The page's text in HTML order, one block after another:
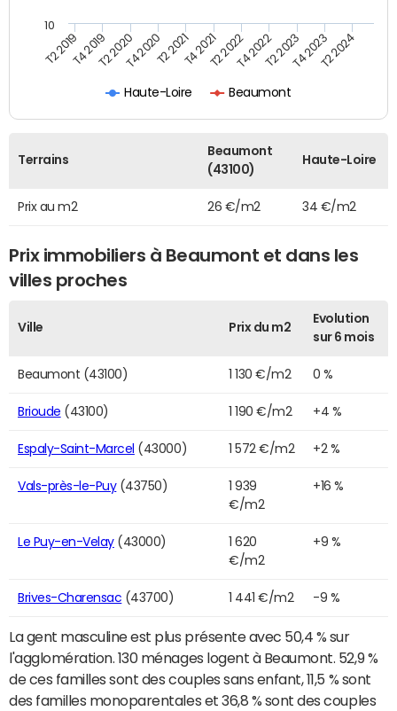
Haute-Loire Beaumont
T2 2019T4 2019T2 2020T4 2020T2 2021T4 2021T2 2022T4 2022T2 2023T4 2023T2 2024
10
Terrains
Beaumont
(43100)
Haute-Loire
Prix au m2 26 €/m2 34 €/m2
Prix immobiliers à Beaumont et dans les
villes proches
Ville Prix du m2
Evolution
sur 6 mois
Beaumont (43100) 1 130 €/m2 0 %
Brioude (43100) 1 190 €/m2 +4 %
Espaly-Saint-Marcel (43000) 1 572 €/m2 +2 %
Vals-près-le-Puy(43750)
1 939
€/m2
+16 %
Le Puy-en-Velay(43000)
1 620
€/m2
+9 %
Brives-Charensac (43700) 1 441 €/m2 -9 %
La gent masculine est plus présente avec 50,4 % sur
l'agglomération. 130 ménages logent à Beaumont. 52,9 %
de ces familles sont des couples sans enfant, 11,5 % sont
des familles monoparentales et 36,8 % sont des couples